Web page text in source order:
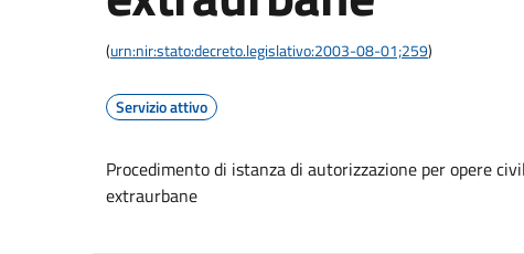
(urn:nir:stato:decreto.legislativo:2003-08-01;259)
Servizio attivo
Procedimento di istanza di autorizzazione per opere
extraurbane